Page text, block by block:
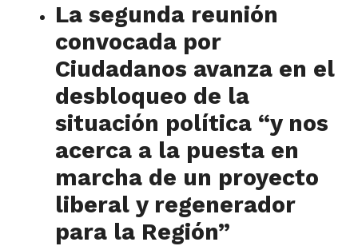
La segunda reunión
convocada por
Ciudadanos avanza en el
desbloqueo de la
situación política “y nos
acerca a la puesta en
marcha de un proyecto
liberal y regenerador
para la Región”